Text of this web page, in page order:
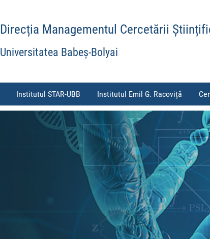
Direcția Managementul Cercetării
Universitatea Babeș-Bolyai
Institutul STAR-UBB Institutul Emil G. Racoviță